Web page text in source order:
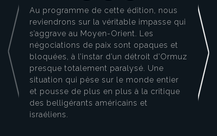
Au programme de cette édition, nous
reviendrons sur la véritable impasse qui
s’aggrave au Moyen-Orient. Les
négociations de paix sont opaques et
bloquées, à l’instar d’un détroit d’Ormuz
presque totalement paralysé. Une
situation qui pèse sur le monde entier
et pousse de plus en plus à la critique
des belligérants américains et
israéliens.